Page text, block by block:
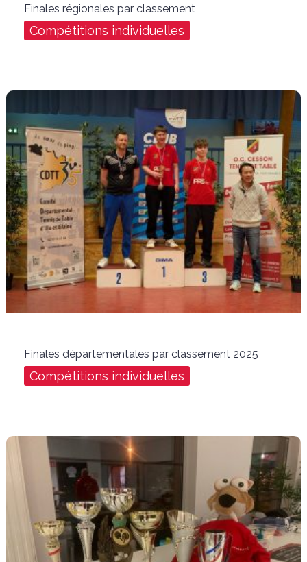
Finales régionales par classement
Compétitions individuelles
Finales départementales par classement 2025
Compétitions individuelles